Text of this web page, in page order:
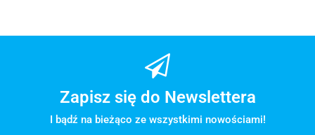
Zapisz się do Newslettera
I bądź na bieżąco ze wszystkimi nowościami!